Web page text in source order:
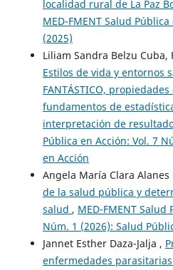
localidad rural de La Paz
MED-FMENT Salud
(2025)
Liliam Sandra Belzu Cuba,
Estilos de vida y entornos
FANTÁSTICO,
fundamentos de
interpretación de
Pública en Acción: Vol. 7
en Acción
Angela María Clara Alanes
de la salud pública y
salud , MED-FMENT Salud
Núm. 1 (2026): Salud
Jannet Esther Daza-Jalja ,
enfermedades